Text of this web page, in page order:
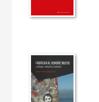
Cartoné
Ebook
Ebook